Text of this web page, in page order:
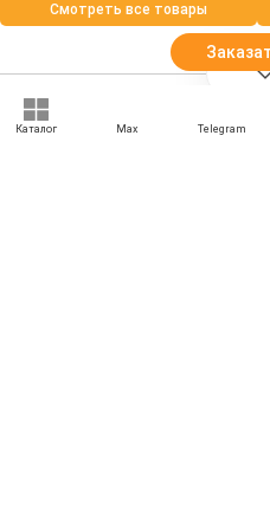
Смотреть все товары
Каталог Max Telegram